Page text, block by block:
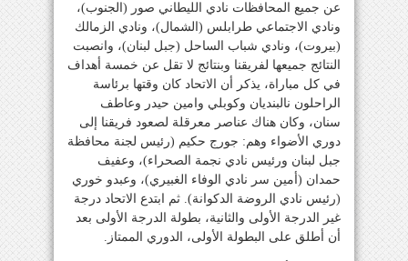
عن جميع المحافظات نادي الليطاني صور (الجنوب)،
ونادي الاجتماعي طرابلس (الشمال)، ونادي الزمالك
(بيروت)، ونادي شباب الساحل (جبل لبنان)، وانصبت
النتائج جميعها لفريقنا وبنتائج لا تقل عن خمسة أهداف
في كل مباراة، يذكر أن الاتحاد كان وقتها برئاسة
الراحلون نالبنديان وكوبلي وامين حيدر وعاطف
سنان، وكان هناك عناصر معرقلة لصعود فريقنا إلى
دوري الأضواء وهم: جورج حكيم (رئيس لجنة محافظة
جبل لبنان ورئيس نادي نجمة الصحراء)، وعفيف
حمدان (أمين سر نادي الوفاء الغبيري)، وعبدو خوري
(رئيس نادي الروضة الدكوانة). ثم ابتدع الاتحاد درجة
غير الدرجة الأولى والثانية، بطولة الدرجة الأولى بعد
أن أطلق على البطولة الأولى، الدوري الممتاز.